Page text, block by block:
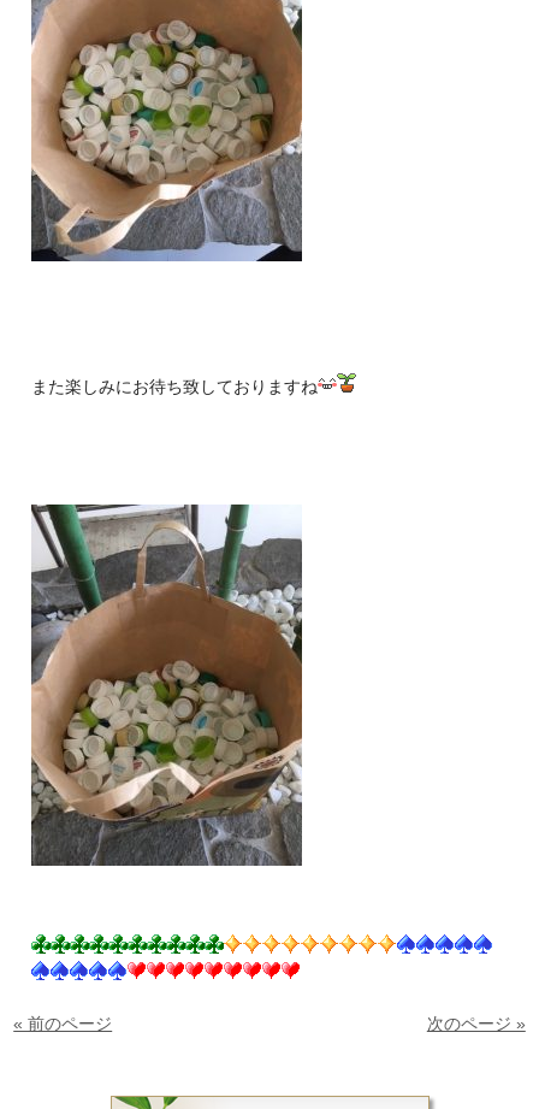
また楽しみにお待ち致しておりますね
« 前のページ 次のページ »